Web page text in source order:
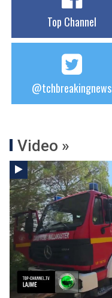
Top Channel
@tchbreakingnews
Video »